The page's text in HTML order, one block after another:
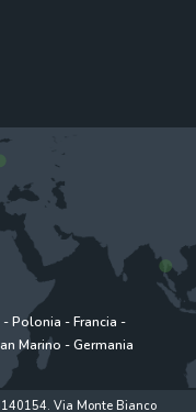
-Polonia -Francia -
Marino -Germania
Via Monte Bianco